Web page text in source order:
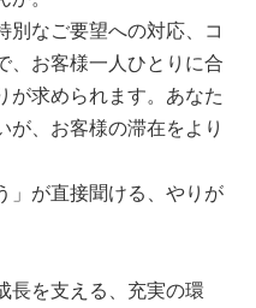
別なご要望への対応、コ
、お客様一人ひとりに合
が求められます。あなた
が、お客様の滞在をより
」が直接聞ける、やりが
長を支える、充実の環